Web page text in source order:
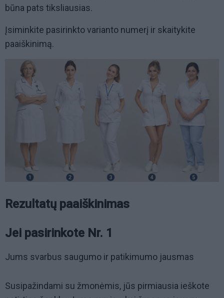
būna pats tiksliausias.
Įsiminkite pasirinkto varianto numerį ir skaitykite
paaiškinimą.
Rezultatų paaiškinimas
Jei pasirinkote Nr. 1
Jums svarbus saugumo ir patikimumo jausmas
Susipažindami su žmonėmis, jūs pirmiausia ieškote